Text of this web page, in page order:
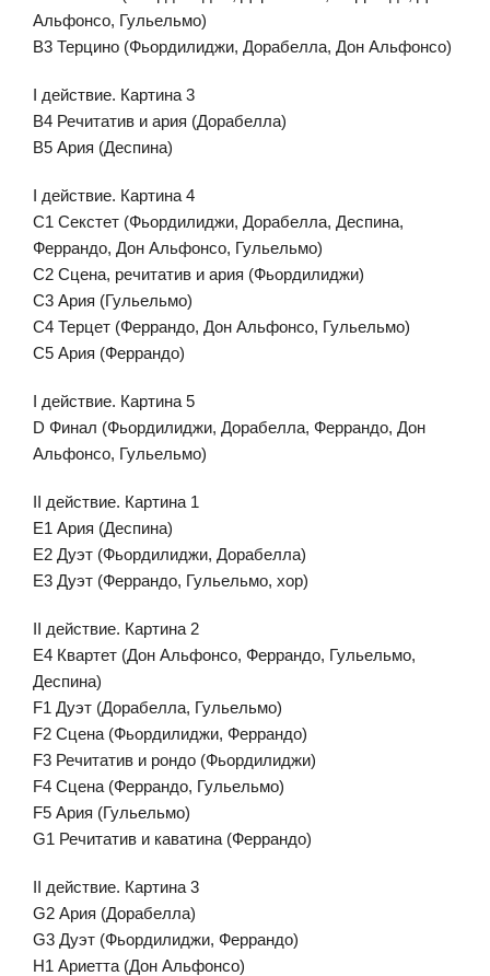
Альфонсо, Гульельмо)
B3 Терцино (Фьордилиджи, Дорабелла, Дон Альфонсо)
I действие. Картина 3
B4 Речитатив и ария (Дорабелла)
B5 Ария (Деспина)
I действие. Картина 4
C1 Секстет (Фьордилиджи, Дорабелла, Деспина,
Феррандо, Дон Альфонсо, Гульельмо)
C2 Сцена, речитатив и ария (Фьордилиджи)
C3 Ария (Гульельмо)
C4 Терцет (Феррандо, Дон Альфонсо, Гульельмо)
C5 Ария (Феррандо)
I действие. Картина 5
D Финал (Фьордилиджи, Дорабелла, Феррандо, Дон
Альфонсо, Гульельмо)
II действие. Картина 1
E1 Ария (Деспина)
E2 Дуэт (Фьордилиджи, Дорабелла)
E3 Дуэт (Феррандо, Гульельмо, хор)
II действие. Картина 2
E4 Квартет (Дон Альфонсо, Феррандо, Гульельмо,
Деспина)
F1 Дуэт (Дорабелла, Гульельмо)
F2 Сцена (Фьордилиджи, Феррандо)
F3 Речитатив и рондо (Фьордилиджи)
F4 Сцена (Феррандо, Гульельмо)
F5 Ария (Гульельмо)
G1 Речитатив и каватина (Феррандо)
II действие. Картина 3
G2 Ария (Дорабелла)
G3 Дуэт (Фьордилиджи, Феррандо)
H1 Ариетта (Дон Альфонсо)